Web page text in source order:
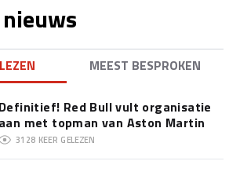
MEEST BESPROKEN
Definitief! Red Bull vult organisatie
met topman van Aston Martin
3128 KEER GELEZEN